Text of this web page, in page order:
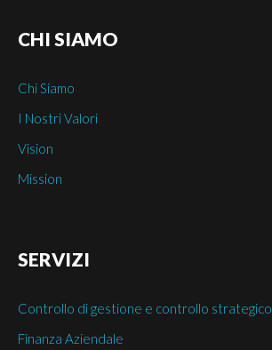
CHI SIAMO
Chi Siamo
I Nostri Valori
Vision
Mission
SERVIZI
Controllo di gestione e controllo strategico
Finanza Aziendale